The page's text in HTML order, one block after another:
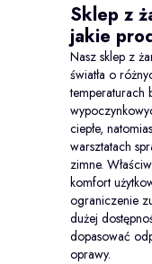
Sklep z
jakie
Nasz sklep z
światła o
temperaturach
ciepłe,
warsztatach
zimne.
komfort
ograniczenie
dużej
dopasować
oprawy.